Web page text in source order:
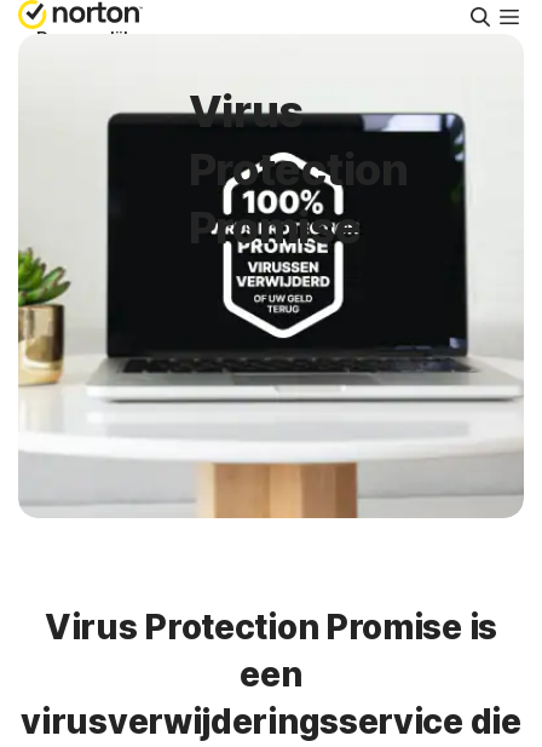
Persoonlijk
Small Business
Gratis proberen
Nederland
Virus
Protection
Promise
Virus Protection Promise is
een
virusverwijderingsservice die